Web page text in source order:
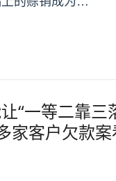
“一等二靠三
客户欠款案